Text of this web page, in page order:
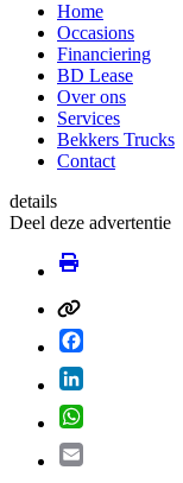
Home
Occasions
Financiering
BD Lease
Over ons
Services
Bekkers Trucks
Contact
details
Deel deze advertentie